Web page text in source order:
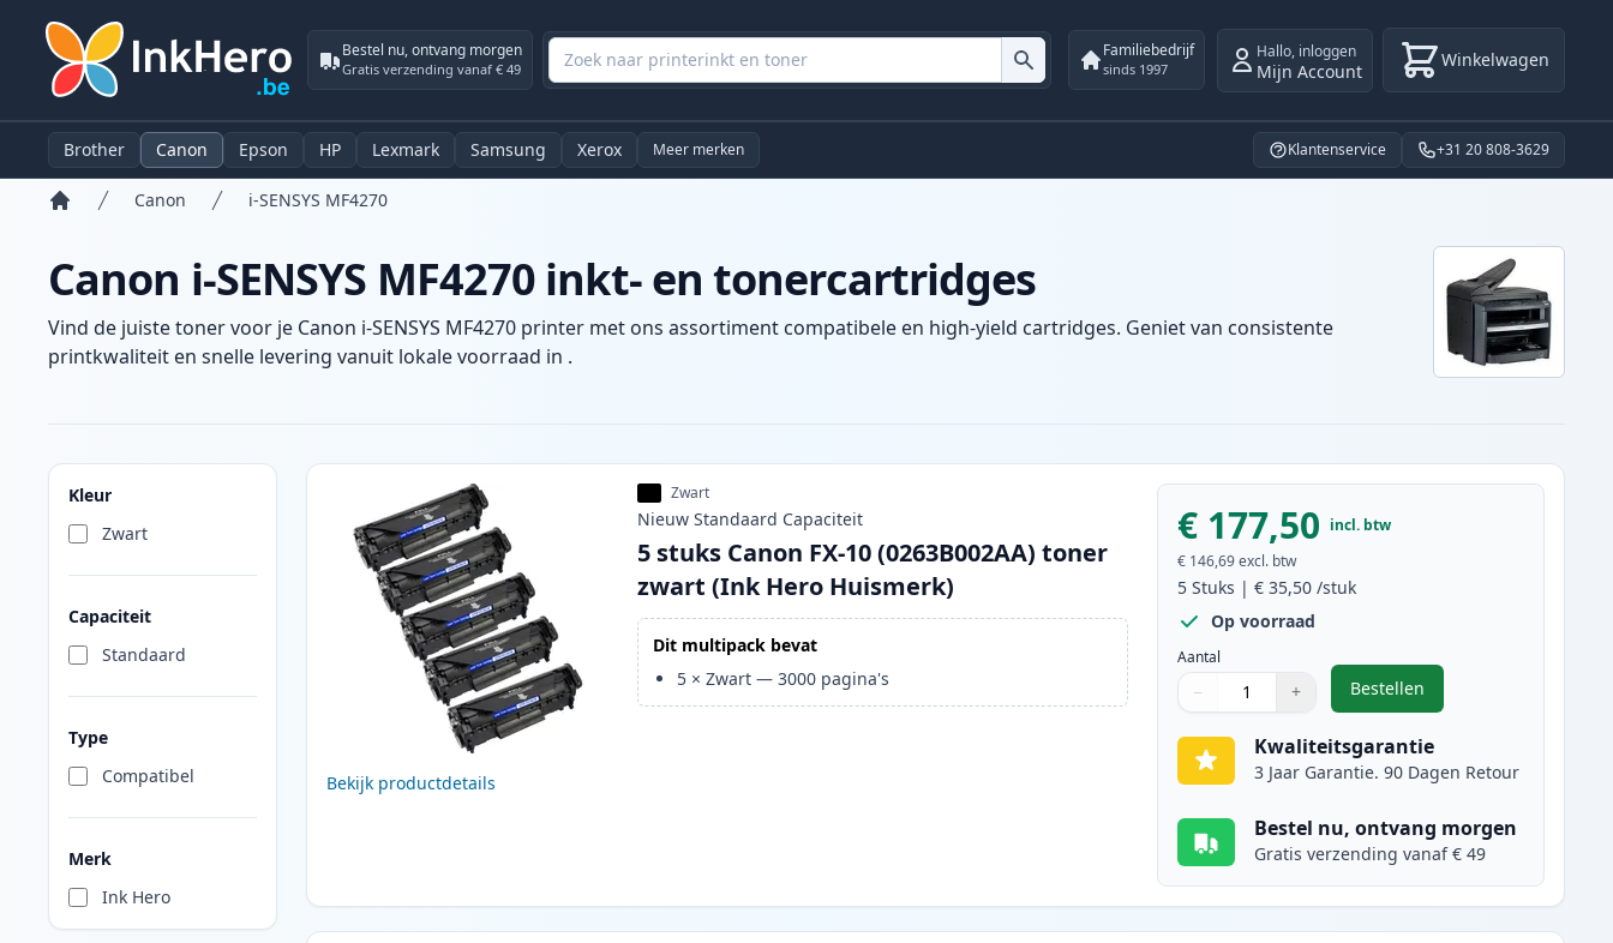
Bestel nu, ontvang morgen
Gratis verzending vanaf € 49
Familiebedrijf
sinds 1997
Hallo, inloggen
Mijn Account Winkelwagen
Brother Canon Epson HP Lexmark Samsung Xerox Meer merken Klantenservice +31 20 808-3629
Canon i-SENSYS MF4270
Canon i-SENSYS MF4270 inkt- en tonercartridges
Vind de juiste toner voor je Canon i-SENSYS MF4270 printer met ons assortiment compatibele en high-yield cartridges. Geniet van consistente
printkwaliteit en snelle levering vanuit lokale voorraad in .
Kleur
Zwart
Capaciteit
Standaard
Type
Compatibel
Merk
Ink Hero
Producten
Bekijk productdetails
Zwart
Nieuw Standaard Capaciteit
5 stuks Canon FX-10 (0263B002AA) toner
zwart (Ink Hero Huismerk)
Dit multipack bevat
5 ×Zwart —3000 pagina's
€ 177,50 incl. btw
€ 146,69 excl. btw
5 Stuks |€ 35,50 /stuk
Op voorraad
Aantal
Aantal
Gebruik de knoppen om aan te passen
− +
Aantal 1
Bestellen
,5 stuks Canon FX-10
Kwaliteitsgarantie
3 Jaar Garantie. 90 Dagen Retour
Bestel nu, ontvang morgen
Gratis verzending vanaf € 49